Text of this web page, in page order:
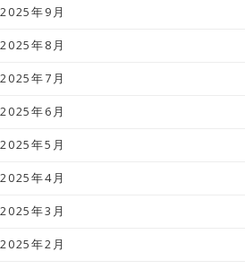
2025年9月
2025年8月
2025年7月
2025年6月
2025年5月
2025年4月
2025年3月
2025年2月